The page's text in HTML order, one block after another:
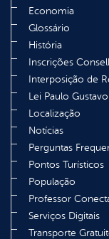
Economia
Glossário
História
Inscrições
Interposição de
Lei Paulo Gustavo
Localização
Notícias
Perguntas
Pontos Turísticos
População
Professor
Serviços Digitais
Transporte